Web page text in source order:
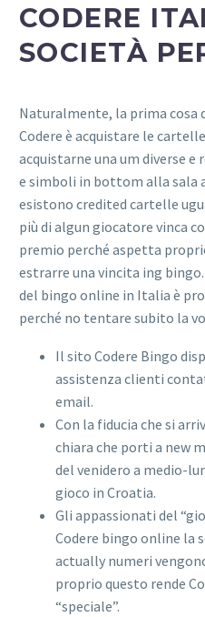
CODERE
SOCIETÀ
Naturalmente, la prima cosa
Codere è acquistare le
acquistarne una um diverse e
e simboli in bottom alla sala
esistono credited cartelle
più di algun giocatore vinca
premio perché aspetta
estrarre una vincita ing
del bingo online in Italia è
perché no tentare subito la
Il sito Codere Bingo
assistenza clienti
email.
Con la fiducia che si
chiara che porti a new
del venidero a medio-
gioco in Croatia.
Gli appassionati del
Codere bingo online
actually numeri
proprio questo rende
“speciale”.